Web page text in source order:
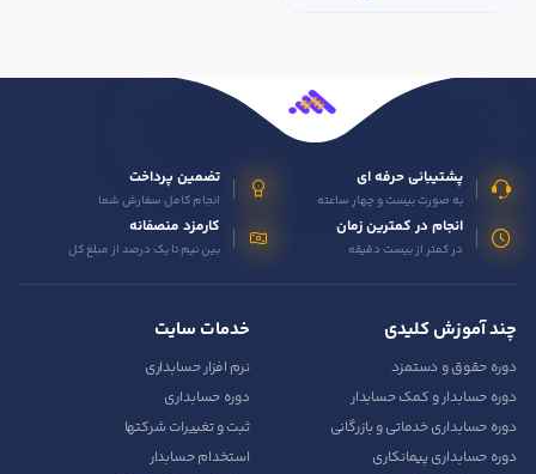
پشتیبانی حرفه ای
به صورت بیست و چهار ساعته
تضمین پرداخت
انجام کامل سفارش شما
انجام در کمترین زمان
در کمتر از بیست دقیقه
کارمزد منصفانه
بین نیم تا یک درصد از مبلغ کل
چند آموزش کلیدی
دوره حقوق و دستمزد
دوره حسابدار و کمک حسابدار
دوره حسابداری خدماتی و بازرگانی
دوره حسابداری پیمانکاری
خدمات سایت
نرم افزار حسابداری
دوره حسابداری
ثبت و تغییرات شرکتها
استخدام حسابدار